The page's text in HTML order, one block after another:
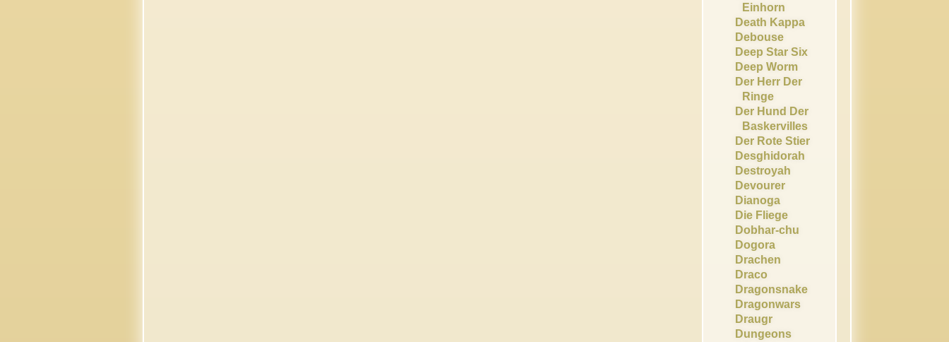
Einhorn
Death Kappa
Debouse
Deep Star Six
Deep Worm
Der Herr Der
Ringe
Der Hund Der
Baskervilles
Der Rote Stier
Desghidorah
Destroyah
Devourer
Dianoga
Die Fliege
Dobhar-chu
Dogora
Drachen
Draco
Dragonsnake
Dragonwars
Draugr
Dungeons